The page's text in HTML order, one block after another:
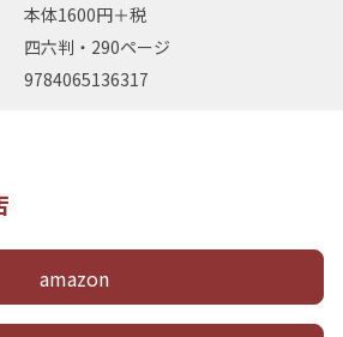
本体1600円＋税
四六判・290ページ
9784065136317
amazon